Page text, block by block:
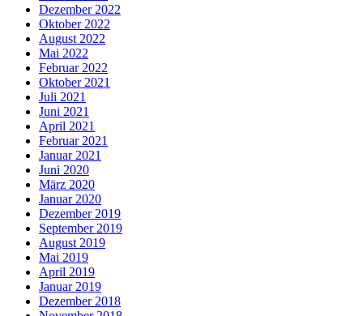
Dezember 2022
Oktober 2022
August 2022
Mai 2022
Februar 2022
Oktober 2021
Juli 2021
Juni 2021
April 2021
Februar 2021
Januar 2021
Juni 2020
März 2020
Januar 2020
Dezember 2019
September 2019
August 2019
Mai 2019
April 2019
Januar 2019
Dezember 2018